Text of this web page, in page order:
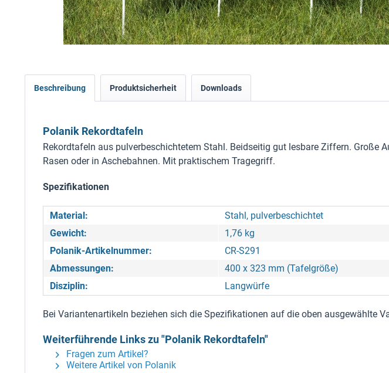
Beschreibung Produktsicherheit Downloads
Polanik Rekordtafeln
Rekordtafeln aus pulverbeschichtetem Stahl. Beidseitig gut lesbare Ziffern.
Rasen oder in Aschebahnen. Mit praktischem Tragegriff.
Spezifikationen
Material:
Stahl, pulverbeschichtet
Gewicht:
1,76 kg
Polanik-Artikelnummer:
CR-S291
Abmessungen:
400 x 323 mm (Tafelgröße)
Disziplin:
Langwürfe
Bei Variantenartikeln beziehen sich die Spezifikationen auf die oben ausgewählte
Weiterführende Links zu "Polanik Rekordtafeln"
Fragen zum Artikel?
Weitere Artikel von Polanik